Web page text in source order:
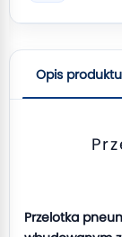
Opis produktu
Przelotka